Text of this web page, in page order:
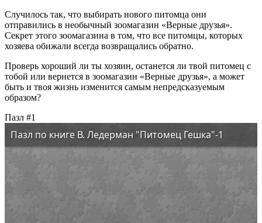
Случилось так, что выбирать нового питомца они
отправились в необычный зоомагазин «Верные друзья».
Секрет этого зоомагазина в том, что все питомцы, которых
хозяева обижали всегда возвращались обратно.
Проверь хороший ли ты хозяин, останется ли твой питомец с
тобой или вернется в зоомагазин «Верные друзья», а может
быть и твоя жизнь изменится самым непредсказуемым
образом?
Пазл #1